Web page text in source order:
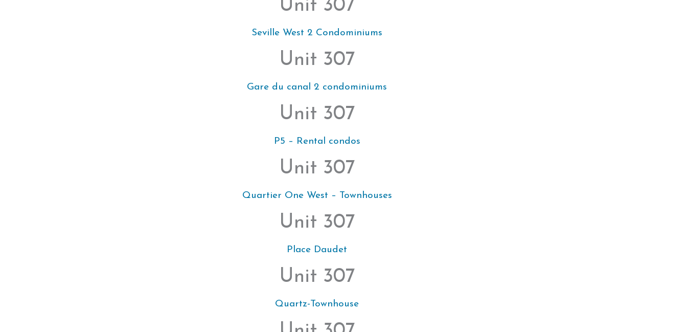
Unit 307
Seville West 2 Condominiums
Unit 307
Gare du canal 2 condominiums
Unit 307
P5 – Rental condos
Unit 307
Quartier One West – Townhouses
Unit 307
Place Daudet
Unit 307
Quartz-Townhouse